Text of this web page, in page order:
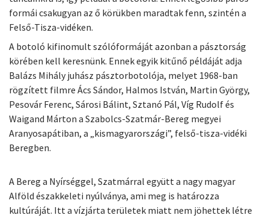
formái csakugyan az ő körükben maradtak fenn, szintén a
Felső-Tisza-vidéken.
A botoló kifinomult szólóformáját azonban a pásztorság
körében kell keresnünk. Ennek egyik kitűnő példáját adja
Balázs Mihály juhász pásztorbotolója, melyet 1968-ban
rögzített filmre Ács Sándor, Halmos István, Martin György,
Pesovár Ferenc, Sárosi Bálint, Sztanó Pál, Víg Rudolf és
Waigand Márton a Szabolcs-Szatmár-Bereg megyei
Aranyosapátiban, a „kismagyarországi”, felső-tisza-vidéki
Beregben.
A Bereg a Nyírséggel, Szatmárral együtt a nagy magyar
Alföld északkeleti nyúlványa, ami meg is határozza
kultúráját. Itt a vízjárta területek miatt nem jöhettek létre